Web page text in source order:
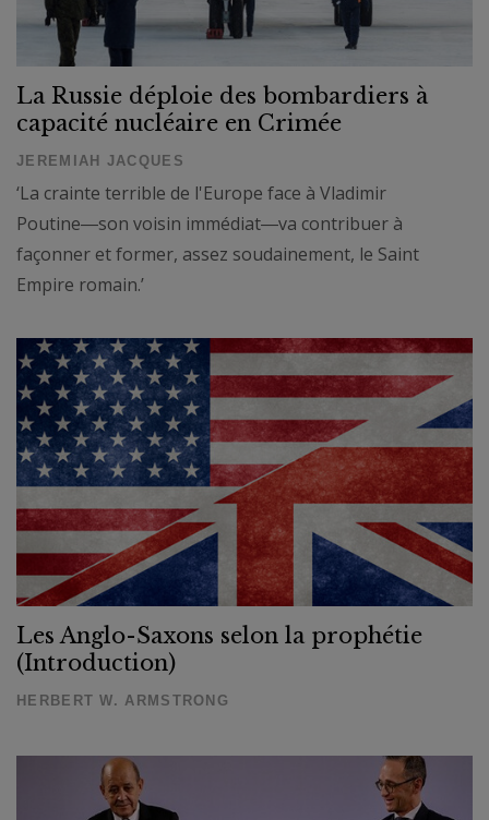
La Russie déploie des bombardiers à
capacité nucléaire en Crimée
JEREMIAH JACQUES
‘La crainte terrible de l'Europe face à Vladimir
Poutine―son voisin immédiat―va contribuer à
façonner et former, assez soudainement, le Saint
Empire romain.’
Les Anglo-Saxons selon la prophétie
(Introduction)
HERBERT W. ARMSTRONG